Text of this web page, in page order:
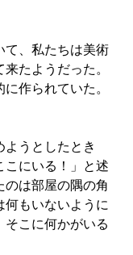
て、私たちは美術
たようだった。
作られていた。
ようとしたとき
こにいる！」と述
のは部屋の隅の角
何もいないように
そこに何かがいる